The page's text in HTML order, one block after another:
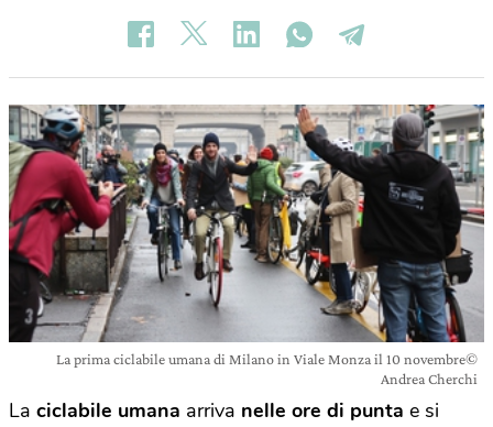
La prima ciclabile umana di Milano in Viale Monza il 10 novembre©
Andrea Cherchi
La ciclabile umana arriva nelle ore di punta e si